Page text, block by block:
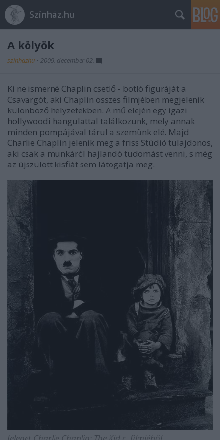
Színház.hu
A kölyök
szinhazhu • 2009. december 02.
Ki ne ismerné Chaplin csetlő - botló figuráját a
Csavargót, aki Chaplin összes filmjében megjelenik
különböző helyzetekben. A mű elején egy igazi
hollywoodi hangulattal találkozunk, mely annak
minden pompájával tárul a szemünk elé. Majd
Charlie Chaplin jelenik meg a friss Stúdió tulajdonos,
aki csak a munkáról hajlandó tudomást venni, s még
az újszülött kisfiát sem látogatja meg.